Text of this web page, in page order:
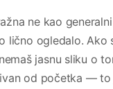
ne kao
lično ogledalo. Ako
jasnu sliku o
od početka — to